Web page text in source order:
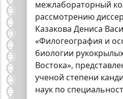
межлабораторный
рассмотрению
Казакова Дениса
«Филогеография и
биологии
Востока»,
ученой степени
наук по